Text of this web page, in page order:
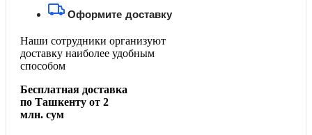
Оформите доставку
Наши сотрудники организуют
доставку наиболее удобным
способом
Бесплатная доставка
по Ташкенту от 2
млн. сум